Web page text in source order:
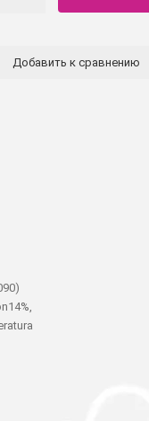
Добавить к сравнению